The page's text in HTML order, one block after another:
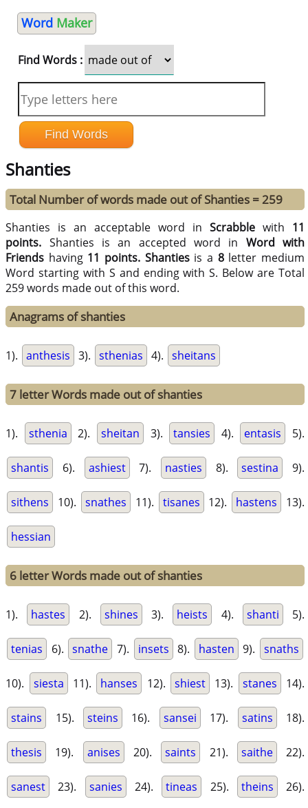
Word Maker
Find Words :
Shanties
Total Number of words made out of Shanties = 259
Shanties is an acceptable word inScrabble with 11
points. Shanties is an accepted word in Word with
Friends having 11 points. Shantiesis a 8letter medium
Word starting with S and ending with S. Below are Total
259 words made out of this word.
Anagrams of shanties
1). anthesis 3). sthenias 4). sheitans
7 letter Words made out of shanties
1). sthenia 2). sheitan 3). tansies 4). entasis 5).
shantis 6). ashiest 7). nasties 8). sestina 9).
sithens 10). snathes 11). tisanes 12). hastens 13).
hessian
6 letter Words made out of shanties
1). hastes 2). shines 3). heists 4). shanti 5).
tenias 6). snathe 7). insets 8). hasten 9). snaths
10). siesta 11). hanses 12). shiest 13). stanes 14).
stains 15). steins 16). sansei 17). satins 18).
thesis 19). anises 20). saints 21). saithe 22).
sanest 23). sanies 24). tineas 25). theins 26).